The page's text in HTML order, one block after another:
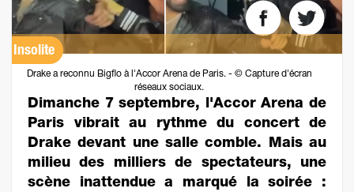
Insolite
Drake a reconnu Bigflo à l'Accor Arena de Paris. - © Capture d'écran
réseaux sociaux.
Dimanche 7 septembre, l'Accor Arena de
Paris vibrait au rythme du concert de
Drake devant une salle comble. Mais au
milieu des milliers de spectateurs, une
scène inattendue a marqué la soirée :